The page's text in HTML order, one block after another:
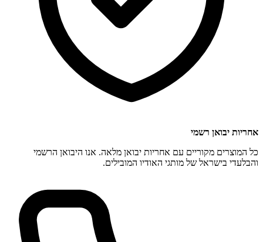
אחריות יבואן רשמי
כל המוצרים מקוריים עם אחריות יבואן מלאה. אנו היבואן הרשמי
והבלעדי בישראל של מותגי האודיו המובילים.